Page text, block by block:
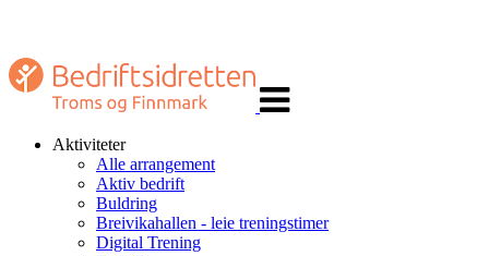
navigasjon
Aktiviteter
Alle arrangement
Aktiv bedrift
Buldring
Breivikahallen - leie treningstimer
Digital Trening